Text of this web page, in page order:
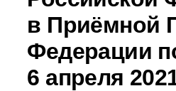
в Приёмной
Федерации
6 апреля